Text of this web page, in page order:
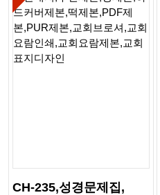
CH-235,성경문제집,